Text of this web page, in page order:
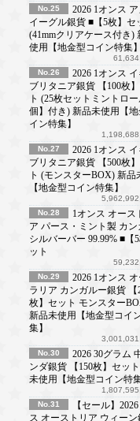
No.25
2026 1オンス
イーグル銀貨 ■【5枚】セ
(41mmクリアケース付き)
使用【地金型コイン特集】
61,634
No.26
2026 1オンス
ブリタニア銀貨 【100枚
ト (25枚セットミントロ
個】付き) 新品未使用【地
イン特集】
1,198,688
No.27
2026 1オンス
ブリタニア銀貨 【500枚
ト (モンスターBOX) 新品
【地金型コイン特集】
5,962,992
No.28
1オンス オース
ア パース・ミント製 カン
シルバーバー 99.99% ■【
ット
59,232
No.29
2026 1オンス オ
ラリア カンガルー銀貨 【
枚】セット モンスター
新品未使用【地金型コイ
集】
3,001,031
No.30
2026 30グラム
ンダ銀貨 【150枚】セッ
未使用【地金型コイン特集
1,807,595
No.31
【セール】
ス オーストリア ウィーン